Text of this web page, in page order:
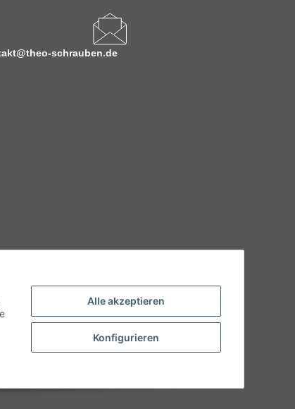
Alle akzeptieren
Konfigurieren
schrauben.de